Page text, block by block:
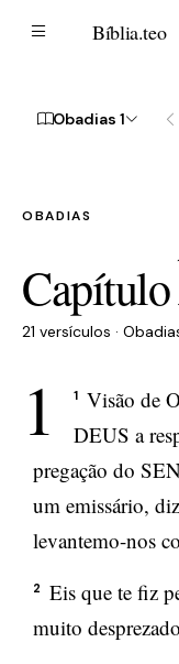
Bíblia.teo
Obadias 1
OBADIAS
Capítulo
21 versículos ·
1 1
Visão de
DEUS a
pregação do
um emissário,
levantemo-nos
2
Eis que te fiz
muito